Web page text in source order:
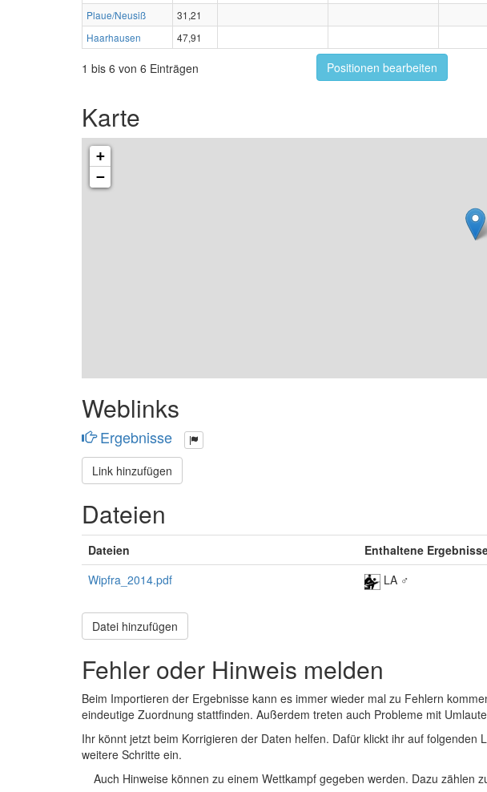
Plaue/Neusiß
31,21
Haarhausen
47,91
1 bis 6 von 6 Einträgen Positionen bearbeiten
Karte
+
−
Weblinks
Ergebnisse
Link hinzufügen
Dateien
Dateien
Enthaltene
Wipfra_2014.pdf
LA ♂
Datei hinzufügen
Fehler oder Hinweis melden
Beim Importieren der Ergebnisse kann es immer wieder mal zu Fehlern
eindeutige Zuordnung stattfinden. Außerdem treten auch Probleme mit
Ihr könnt jetzt beim Korrigieren der Daten helfen. Dafür klickt ihr auf
weitere Schritte ein.
Auch Hinweise können zu einem Wettkampf gegeben werden. Dazu zählen